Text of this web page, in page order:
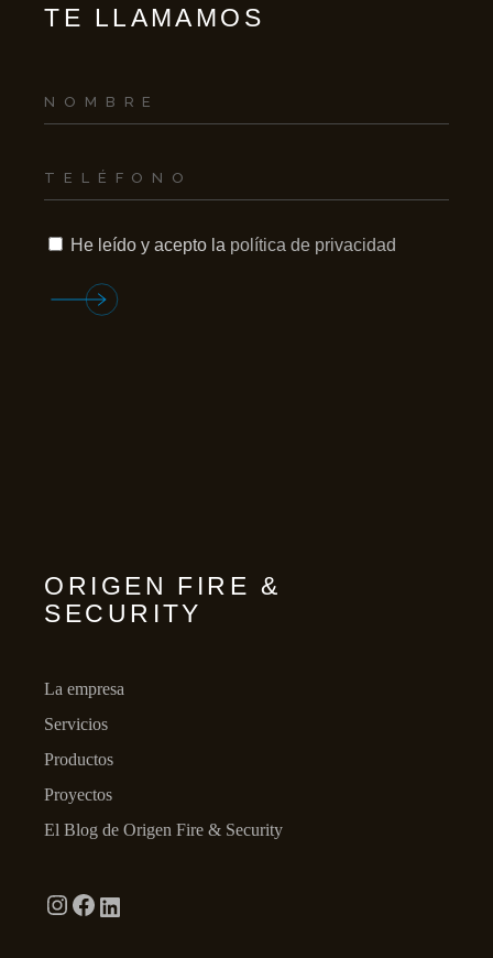
TE LLAMAMOS
He leído y acepto la política de privacidad
ORIGEN FIRE &
SECURITY
La empresa
Servicios
Productos
Proyectos
El Blog de Origen Fire & Security